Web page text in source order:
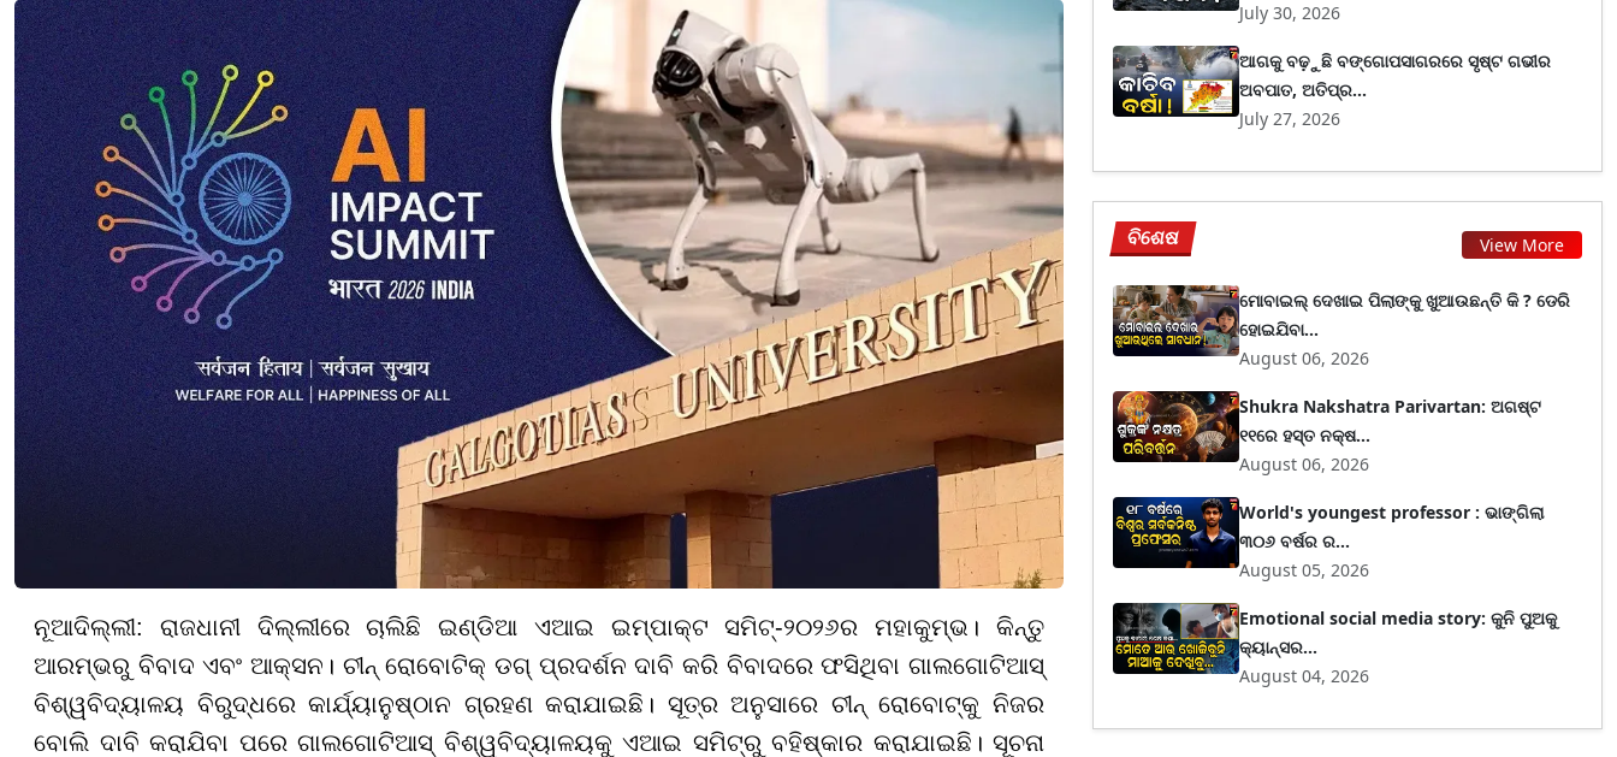
ନୂଆଦିଲ୍ଲୀ: ରାଜଧାନୀ ଦିଲ୍ଲୀରେ ଚାଲିଛି ଇଣ୍ଡିଆ ଏଆଇ ଇମ୍ପାକ୍ଟ ସମିଟ୍-୨୦୨୬ର ମହାକୁମ୍ଭ। କିନ୍ତୁ
ଆରମ୍ଭରୁ ବିବାଦ ଏବଂ ଆକ୍ସନ। ଚୀନ୍ ରୋବୋଟିକ୍ ଡଗ୍ ପ୍ରଦର୍ଶନ ଦାବି କରି ବିବାଦରେ ଫସିଥିବା ଗାଲଗୋଟିଆସ୍
ବିଶ୍ୱବିଦ୍ୟାଳୟ ବିରୁଦ୍ଧରେ କାର୍ଯ୍ୟାନୁଷ୍ଠାନ ଗ୍ରହଣ କରାଯାଇଛି। ସୂତ୍ର ଅନୁସାରେ ଚୀନ୍ ରୋବୋଟ୍କୁ ନିଜର
ବୋଲି ଦାବି କରାଯିବା ପରେ ଗାଲଗୋଟିଆସ୍ ବିଶ୍ୱବିଦ୍ୟାଳୟକୁ ଏଆଇ ସମିଟ୍ରୁ ବହିଷ୍କାର କରାଯାଇଛି। ସୂଚନା
July 30, 2026
ଆଗକୁ ବଢ଼ୁଛି ବଙ୍ଗୋପସାଗରରେ ସୃଷ୍ଟ ଗଭୀର
ଅବପାତ, ଅତିପ୍ର...
July 27, 2026
ବିଶେଷ View More
ମୋବାଇଲ୍ ଦେଖାଇ ପିଲାଙ୍କୁ ଖୁଆଉଛନ୍ତି କି ? ଡେରି
ହୋଇଯିବା...
August 06, 2026
Shukra Nakshatra Parivartan: ଅଗଷ୍ଟ
୧୧ରେ ହସ୍ତ ନକ୍ଷ...
August 06, 2026
World's youngest professor : ଭାଙ୍ଗିଲା
୩୦୬ ବର୍ଷର ର...
August 05, 2026
Emotional social media story: କୁନି ପୁଅକୁ
କ୍ୟାନ୍ସର...
August 04, 2026